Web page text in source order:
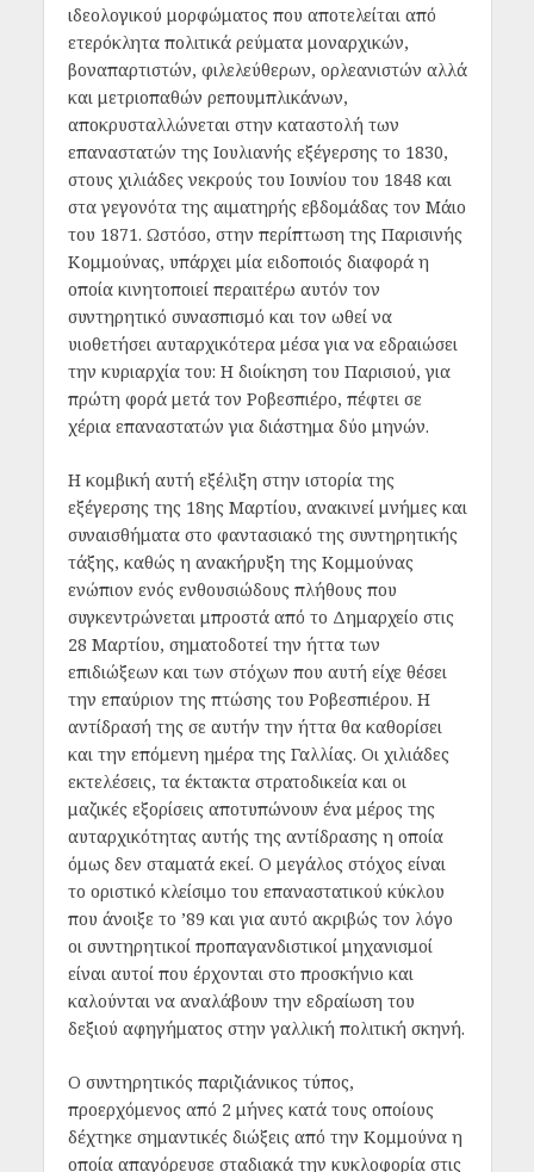
ιδεολογικού μορφώματος που αποτελείται από
ετερόκλητα πολιτικά ρεύματα μοναρχικών,
βοναπαρτιστών, φιλελεύθερων, ορλεανιστών αλλά
και μετριοπαθών ρεπουμπλικάνων,
αποκρυσταλλώνεται στην καταστολή των
επαναστατών της Ιουλιανής εξέγερσης το 1830,
στους χιλιάδες νεκρούς του Ιουνίου του 1848 και
στα γεγονότα της αιματηρής εβδομάδας τον Μάιο
του 1871. Ωστόσο, στην περίπτωση της Παρισινής
Κομμούνας, υπάρχει μία ειδοποιός διαφορά η
οποία κινητοποιεί περαιτέρω αυτόν τον
συντηρητικό συνασπισμό και τον ωθεί να
υιοθετήσει αυταρχικότερα μέσα για να εδραιώσει
την κυριαρχία του: Η διοίκηση του Παρισιού, για
πρώτη φορά μετά τον Ροβεσπιέρο, πέφτει σε
χέρια επαναστατών για διάστημα δύο μηνών.
Η κομβική αυτή εξέλιξη στην ιστορία της
εξέγερσης της 18ης Μαρτίου, ανακινεί μνήμες και
συναισθήματα στο φαντασιακό της συντηρητικής
τάξης, καθώς η ανακήρυξη της Κομμούνας
ενώπιον ενός ενθουσιώδους πλήθους που
συγκεντρώνεται μπροστά από το Δημαρχείο στις
28 Μαρτίου, σηματοδοτεί την ήττα των
επιδιώξεων και των στόχων που αυτή είχε θέσει
την επαύριον της πτώσης του Ροβεσπιέρου. Η
αντίδρασή της σε αυτήν την ήττα θα καθορίσει
και την επόμενη ημέρα της Γαλλίας. Οι χιλιάδες
εκτελέσεις, τα έκτακτα στρατοδικεία και οι
μαζικές εξορίσεις αποτυπώνουν ένα μέρος της
αυταρχικότητας αυτής της αντίδρασης η οποία
όμως δεν σταματά εκεί. Ο μεγάλος στόχος είναι
το οριστικό κλείσιμο του επαναστατικού κύκλου
που άνοιξε το ’89 και για αυτό ακριβώς τον λόγο
οι συντηρητικοί προπαγανδιστικοί μηχανισμοί
είναι αυτοί που έρχονται στο προσκήνιο και
καλούνται να αναλάβουν την εδραίωση του
δεξιού αφηγήματος στην γαλλική πολιτική σκηνή.
Ο συντηρητικός παριζιάνικος τύπος,
προερχόμενος από 2 μήνες κατά τους οποίους
δέχτηκε σημαντικές διώξεις από την Κομμούνα η
οποία απαγόρευσε σταδιακά την κυκλοφορία στις